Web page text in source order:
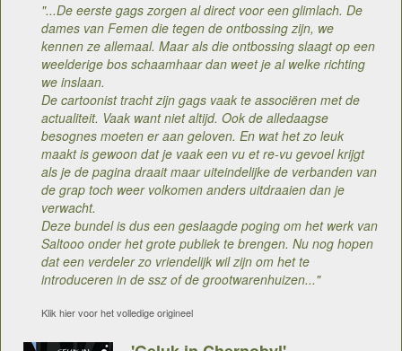
"...De eerste gags zorgen al direct voor een glimlach. De
dames van Femen die tegen de ontbossing zijn, we
kennen ze allemaal. Maar als die ontbossing slaagt op een
weelderige bos schaamhaar dan weet je al welke richting
we inslaan.
De cartoonist tracht zijn gags vaak te associëren met de
actualiteit. Vaak want niet altijd. Ook de alledaagse
besognes moeten er aan geloven. En wat het zo leuk
maakt is gewoon dat je vaak een vu et re-vu gevoel krijgt
als je de pagina draait maar uiteindelijke de verbanden van
de grap toch weer volkomen anders uitdraaien dan je
verwacht.
Deze bundel is dus een geslaagde poging om het werk van
Saltooo onder het grote publiek te brengen. Nu nog hopen
dat een verdeler zo vriendelijk wil zijn om het te
introduceren in de ssz of de grootwarenhuizen..."
Klik hier voor het volledige origineel